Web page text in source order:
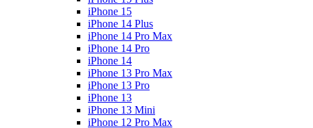
iPhone 15
iPhone 14 Plus
iPhone 14 Pro Max
iPhone 14 Pro
iPhone 14
iPhone 13 Pro Max
iPhone 13 Pro
iPhone 13
iPhone 13 Mini
iPhone 12 Pro Max